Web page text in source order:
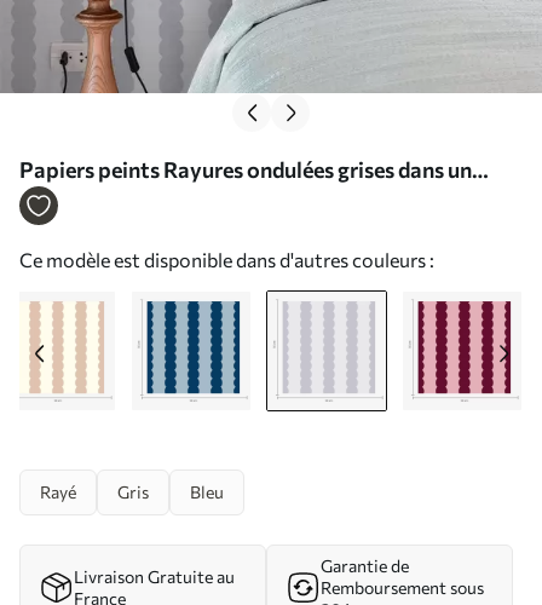
Papiers peints Rayures ondulées grises dans un
style minimaliste Nr. a01182v4
Ce modèle est disponible dans d'autres couleurs :
Rayé Gris Bleu
Livraison Gratuite au
France
Garantie de
Remboursement sous